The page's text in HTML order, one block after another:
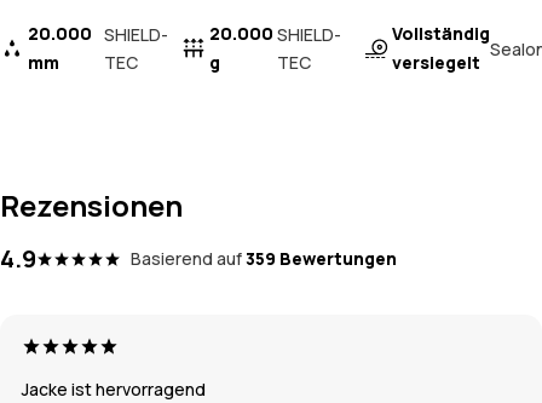
20.000
mm
SHIELD-
TEC
20.000
g
SHIELD-
TEC
Vollständig
versiegelt
Rezensionen
4.9 Basierend auf359 Bewertungen
Jacke ist hervorragend